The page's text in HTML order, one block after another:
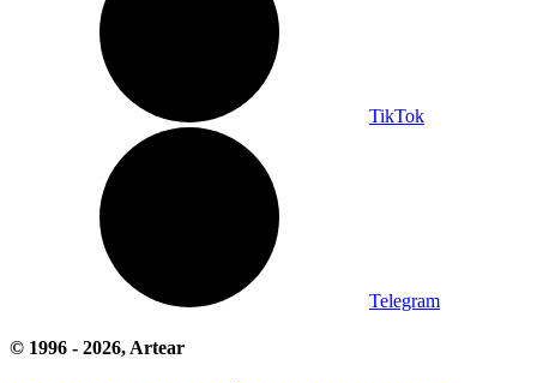
TikTok
Telegram
© 1996 - 2026, Artear